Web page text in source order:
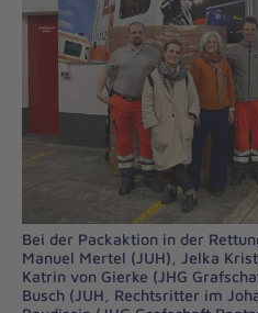
Bei der Packaktion in der
Manuel Mertel (JUH), Jelka
Katrin von Gierke (JHG
Busch (JUH, Rechtsritter im